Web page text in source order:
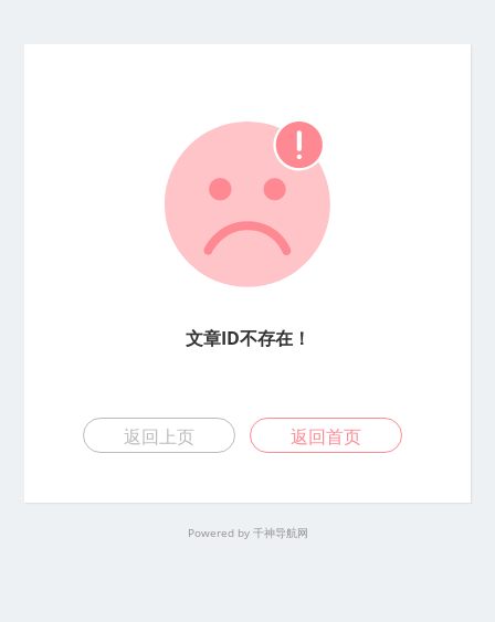
文章ID不存在！
返回上页 返回首页
Powered by 千神导航网